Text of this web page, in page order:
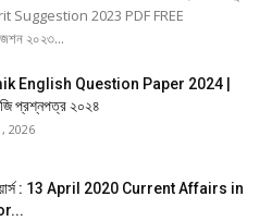
Suggestion 2023 PDF FREE
২০২৩...
English Question Paper 2024 |
প্রশ্নপত্র ২০২৪
2026
: 13 April 2020 Current Affairs in